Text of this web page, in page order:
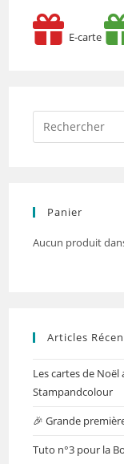
E-carte
Panier
Aucun produit
Articles
Les cartes de
Stampandcolour
🎉 Grande
Tuto n°3 pour la